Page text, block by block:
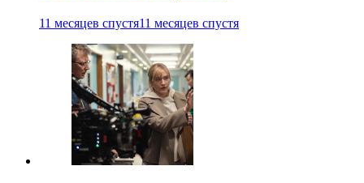
11 месяцев спустя11 месяцев спустя